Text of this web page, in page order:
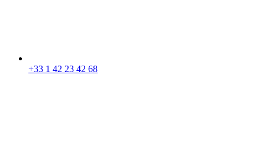
+33 1 42 23 42 68